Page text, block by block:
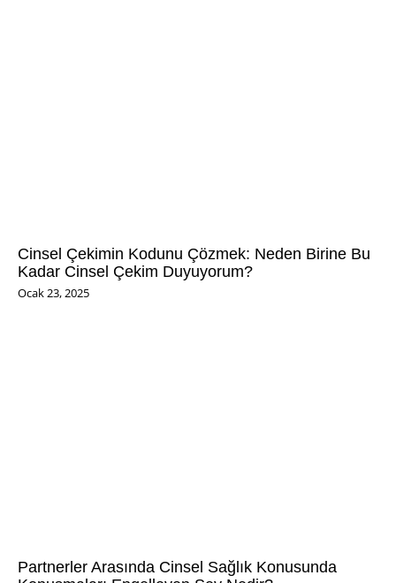
Cinsel Çekimin Kodunu Çözmek: Neden Birine Bu
Kadar Cinsel Çekim Duyuyorum?
Ocak 23, 2025
Partnerler Arasında Cinsel Sağlık Konusunda